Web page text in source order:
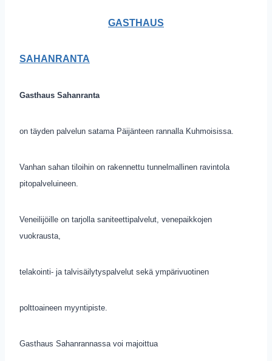
GASTHAUS
SAHANRANTA
Gasthaus Sahanranta
on täyden palvelun satama Päijänteen rannalla Kuhmoisissa.
Vanhan sahan tiloihin on rakennettu tunnelmallinen ravintola
pitopalveluineen.
Veneilijöille on tarjolla saniteettipalvelut, venepaikkojen
vuokrausta,
telakointi- ja talvisäilytyspalvelut sekä ympärivuotinen
polttoaineen myyntipiste.
Gasthaus Sahanrannassa voi majoittua